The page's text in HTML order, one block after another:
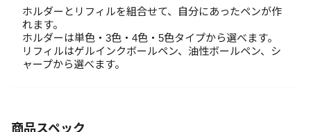
ホルダーとリフィルを組合せて、自分にあったペンが作
れます。
ホルダーは単色・3色・4色・5色タイプから選べます。
リフィルはゲルインクボールペン、油性ボールペン、シ
ャープから選べます。
商品スペック